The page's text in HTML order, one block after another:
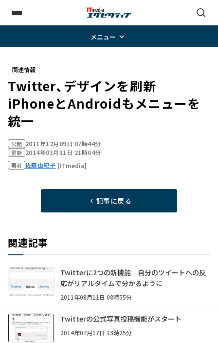
メニュー
関連情報
Twitter、デザインを刷新
iPhoneとAndroidもメニューを
統一
公開 2011年12月09日 07時44分
更新 2014年03月31日 21時04分
著者 佐藤由紀子 [ITmedia]
記事に戻る
関連記事
Twitterに2つの新機能 自分のツイートへの反
応がリアルタイムで分かるように
2011年08月11日 08時55分
Twitterの公式写真投稿機能がスタート
2014年07月17日 13時25分